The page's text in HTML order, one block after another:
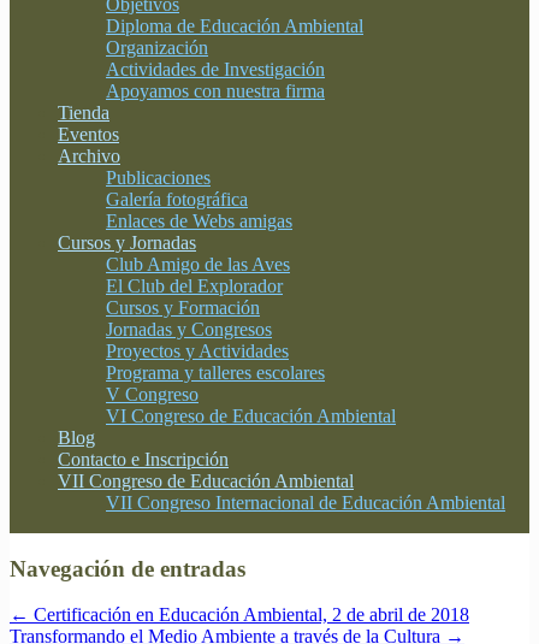
Diploma de Educación Ambiental
Organización
Actividades de Investigación
Apoyamos con nuestra firma
Tienda
Eventos
Archivo
Publicaciones
Galería fotográfica
Enlaces de Webs amigas
Cursos y Jornadas
Club Amigo de las Aves
El Club del Explorador
Cursos y Formación
Jornadas y Congresos
Proyectos y Actividades
Programa y talleres escolares
V Congreso
VI Congreso de Educación Ambiental
Blog
Contacto e Inscripción
VII Congreso de Educación Ambiental
VII Congreso Internacional de Educación Ambiental
Navegación de entradas
← Certificación en Educación Ambiental, 2 de abril de 2018
Transformando el Medio Ambiente a través de la Cultura →